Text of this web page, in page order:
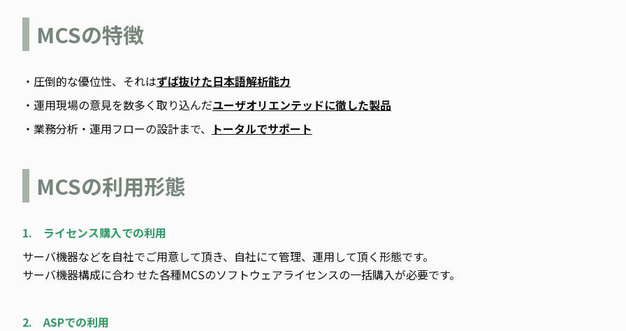
MCSの特徴
・圧倒的な優位性、それはずば抜けた日本語解析能力
・運用現場の意見を数多く取り込んだユーザオリエンテッドに徹した製品
・業務分析・運用フローの設計まで、 トータルでサポート
MCSの利用形態
1. ライセンス購入での利用
サーバ機器などを自社でご用意して頂き、自社にて管理、運用して頂く形態です。
サーバ機器構成に合わ せた各種MCSのソフトウェアライセンスの一括購入が必要です。
2. ASPでの利用